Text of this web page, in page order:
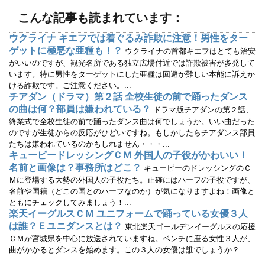
き
ま
す
)
し
い
ウ
ィ
ン
ド
ウ
で
開
き
ま
す
)
こんな記事も読まれています：
ウクライナ キエフでは着ぐるみ詐欺に注意！男性をター
ゲットに極悪な亜種も！？ ウクライナの首都キエフはとても治安
がいいのですが、観光名所である独立広場付近では詐欺被害が多発して
います。特に男性をターゲットにした亜種は回避が難しい本能に訴えか
ける詐欺です。ご注意ください。...
チアダン（ドラマ）第２話 全校生徒の前で踊ったダンス
の曲は何？部員は嫌われている？
ドラマ版チアダンの第２話、
終業式で全校生徒の前で踊ったダンス曲は何でしょうか。いい曲だった
のですが生徒からの反応がひどいですね。もしかしたらチアダンス部員
たちは嫌われているのかもしれません・・・...
キューピードレッシングＣＭ 外国人の子役がかわいい！
名前と画像は？事務所はどこ？ キューピーのドレッシングのＣ
Ｍに登場する大勢の外国人の子役たち。正確にはハーフの子役ですが、
名前や国籍（どこの国とのハーフなのか）が気になりますよね！画像と
ともにチェックしてみましょう！...
楽天イーグルスＣＭ ユニフォームで踊っている女優３人
は誰？Ｅユニダンスとは？ 東北楽天ゴールデンイーグルスの応援
ＣＭが宮城県を中心に放送されていますね。ベンチに座る女性３人が、
曲がかかるとダンスを始めます。この３人の女優は誰でしょうか？...